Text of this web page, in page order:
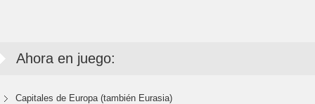
Ahora en juego:
Capitales de Europa (también Eurasia)